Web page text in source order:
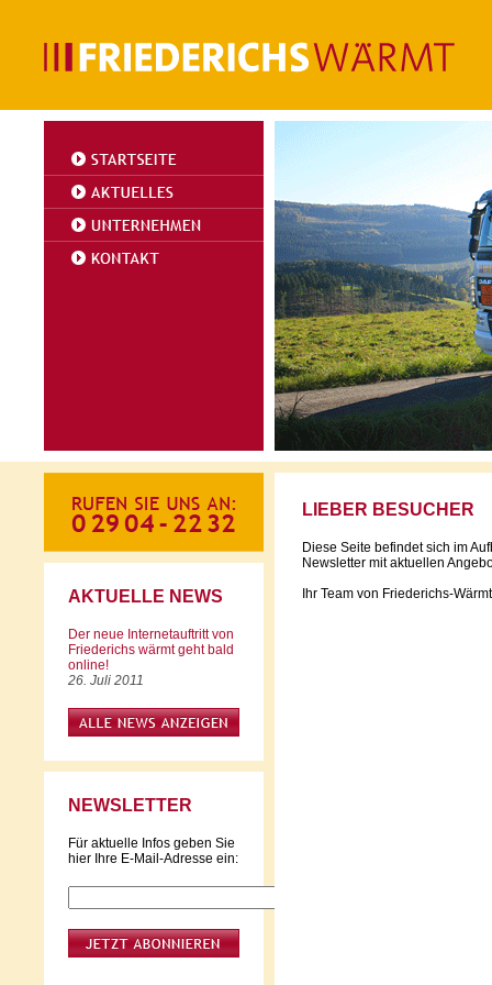
AKTUELLE NEWS
Der neue Internetauftritt von
Friederichs wärmt geht bald
online!
26. Juli 2011
NEWSLETTER
Für aktuelle Infos geben Sie
hier Ihre E-Mail-Adresse ein:
LIEBER BESUCHER
Diese Seite befindet sich im
Newsletter mit aktuellen
Ihr Team von Friederichs-